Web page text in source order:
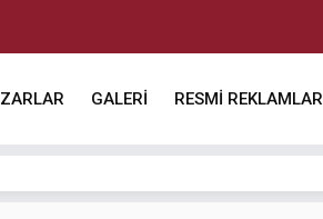
GALERİ RESMİ REKLAMLAR